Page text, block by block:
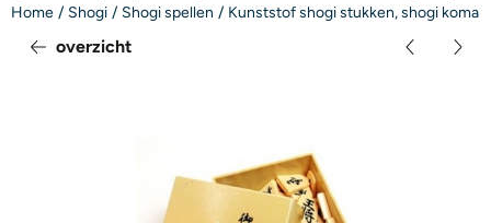
Home / Shogi / Shogi spellen / Kunststof shogi stukken, shogi koma
overzicht